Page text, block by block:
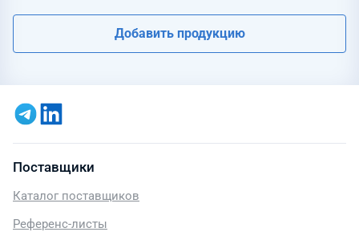
Добавить продукцию
Поставщики
Каталог поставщиков
Референс-листы